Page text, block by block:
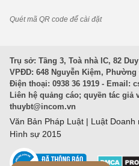
Quét mã QR code để cài đặt
Trụ sở: Tầng 3, Toà nhà IC, 82
VPĐD: 648 Nguyễn Kiệm,
Điện thoại: 0938 36 1919 - Email:
Liên hệ quảng cáo; quyền tác giả
thuybt@incom.vn
Văn Bản Pháp Luật | Luật Doanh
Hình sự 2015